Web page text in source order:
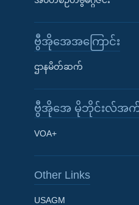
Learning English
ဗွီအိုအေအကြောင်း
ဌာနမိတ်ဆက်
ဗွီအိုအေ မိုဘိုင်းလ်အက်ပ်
VOA+
Other Links
USAGM